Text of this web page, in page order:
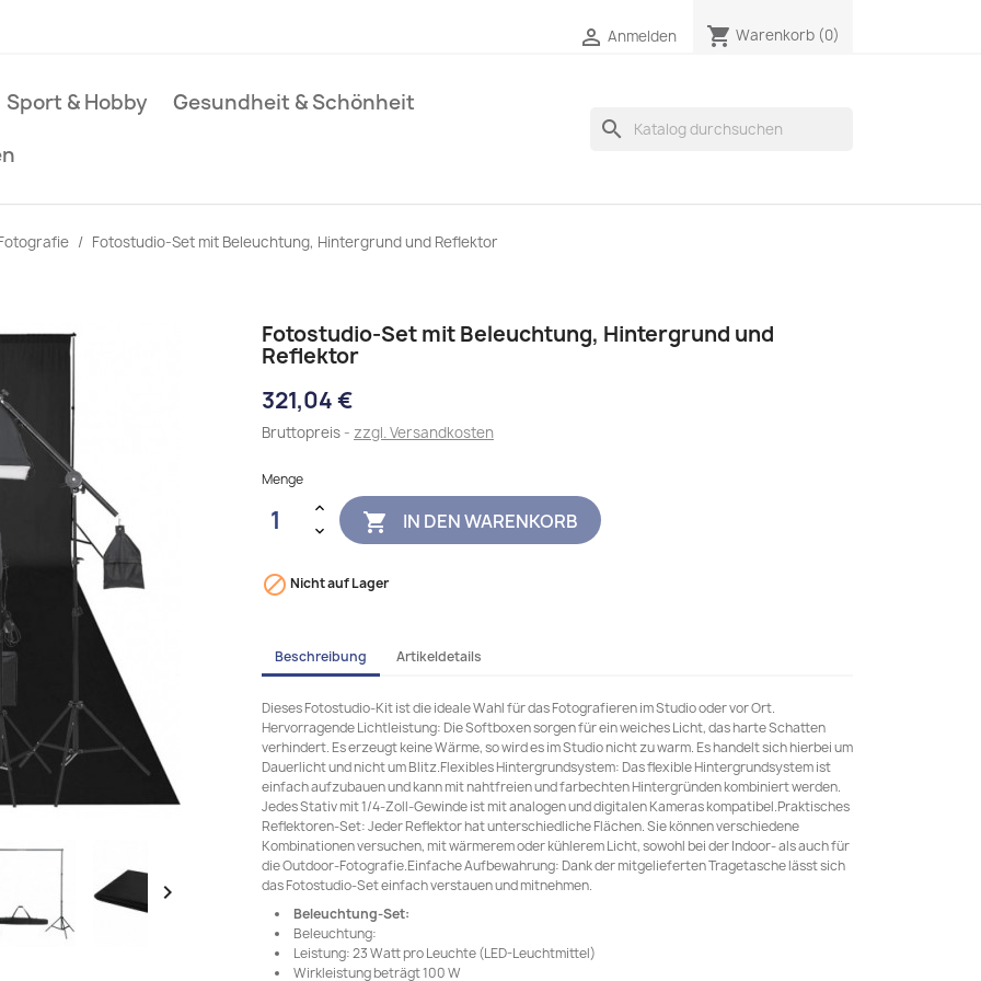
 Anmelden shopping_cart Warenkorb (0)
Sport & Hobby
Gesundheit & Schönheit
search
Fotostudio-Set mit Beleuchtung, Hintergrund und Reflektor

Fotostudio-Set mit Beleuchtung, Hintergrund und
Reflektor
321,04 €
Bruttopreis zzgl. Versandkosten
Menge
 IN DEN WARENKORB
 Nicht auf Lager
Beschreibung Artikeldetails
Dieses Fotostudio-Kit ist die ideale Wahl für das Fotografieren im Studio oder vor Ort.
Hervorragende Lichtleistung: Die Softboxen sorgen für ein weiches Licht, das harte Schatten
verhindert. Es erzeugt keine Wärme, so wird es im Studio nicht zu warm. Es handelt sich hierbei um
Dauerlicht und nicht um Blitz.Flexibles Hintergrundsystem: Das flexible Hintergrundsystem ist
einfach aufzubauen und kann mit nahtfreien und farbechten Hintergründen kombiniert werden.
Jedes Stativ mit 1/4-Zoll-Gewinde ist mit analogen und digitalen Kameras kompatibel.Praktisches
Reflektoren-Set: Jeder Reflektor hat unterschiedliche Flächen. Sie können verschiedene
Kombinationen versuchen, mit wärmerem oder kühlerem Licht, sowohl bei der Indoor- als auch für
die Outdoor-Fotografie.Einfache Aufbewahrung: Dank der mitgelieferten Tragetasche lässt sich
das Fotostudio-Set einfach verstauen und mitnehmen.
Beleuchtung-Set:
Beleuchtung:
Leistung: 23 Watt pro Leuchte (LED-Leuchtmittel)
Wirkleistung beträgt 100 W